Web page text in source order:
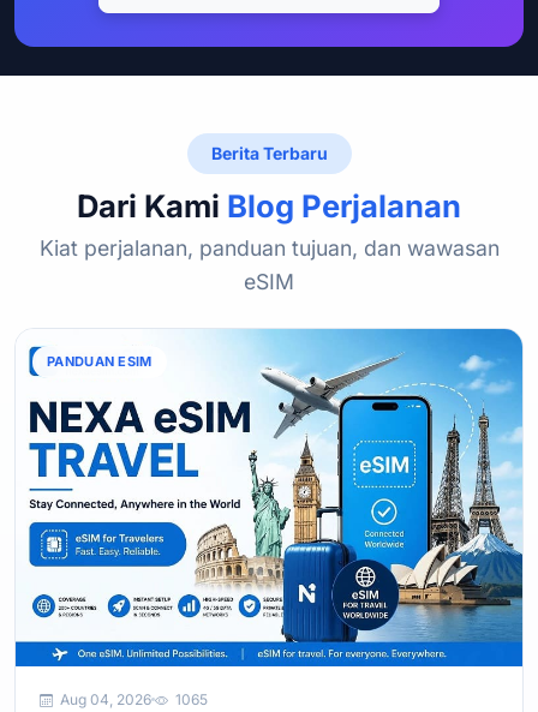
Berita Terbaru
Dari Kami Blog Perjalanan
Kiat perjalanan, panduan tujuan, dan wawasan
eSIM
PANDUAN ESIM
Aug 04, 2026 1065